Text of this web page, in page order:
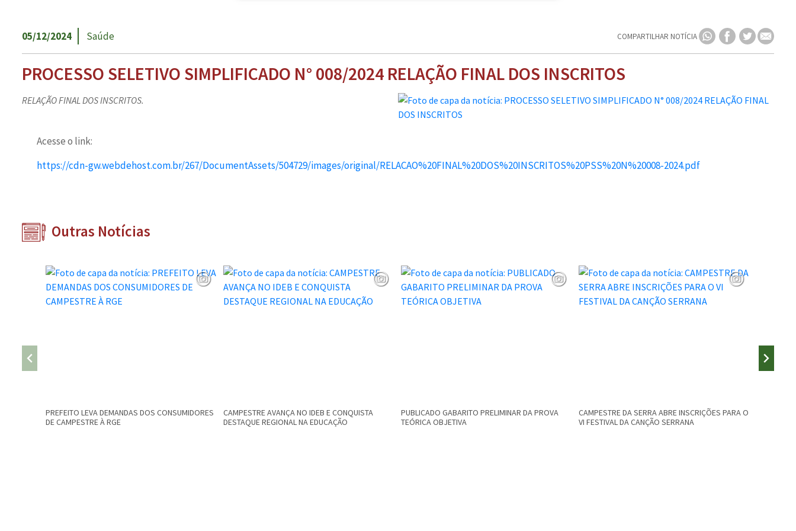
05/12/2024 Saúde COMPARTILHAR NOTÍCIA
PROCESSO SELETIVO SIMPLIFICADO N° 008/2024 RELAÇÃO FINAL DOS INSCRITOS
RELAÇÃO FINAL DOS INSCRITOS.
Acesse o link:
https://cdn-gw.webdehost.com.br/267/DocumentAssets/504729/images/original/RELACAO%20FINAL%20DOS%20INSCRITOS%20PSS%20N%20008-2024.pdf
Outras Notícias
PREFEITO LEVA DEMANDAS DOS CONSUMIDORES
DE CAMPESTRE À RGE
CAMPESTRE AVANÇA NO IDEB E CONQUISTA
DESTAQUE REGIONAL NA EDUCAÇÃO
PUBLICADO GABARITO PRELIMINAR DA PROVA
TEÓRICA OBJETIVA
CAMPESTRE DA SERRA ABRE INSCRIÇÕES PARA O
VI FESTIVAL DA CANÇÃO SERRANA